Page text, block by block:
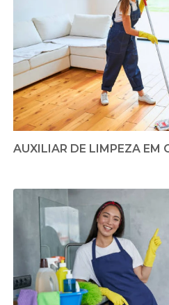
AUXILIAR DE LIMPEZA EM